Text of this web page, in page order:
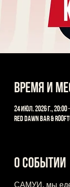
Время и
24 июл. 2026 г., 20:00
Red Dawn Bar &
О событии
САМУИ, мы